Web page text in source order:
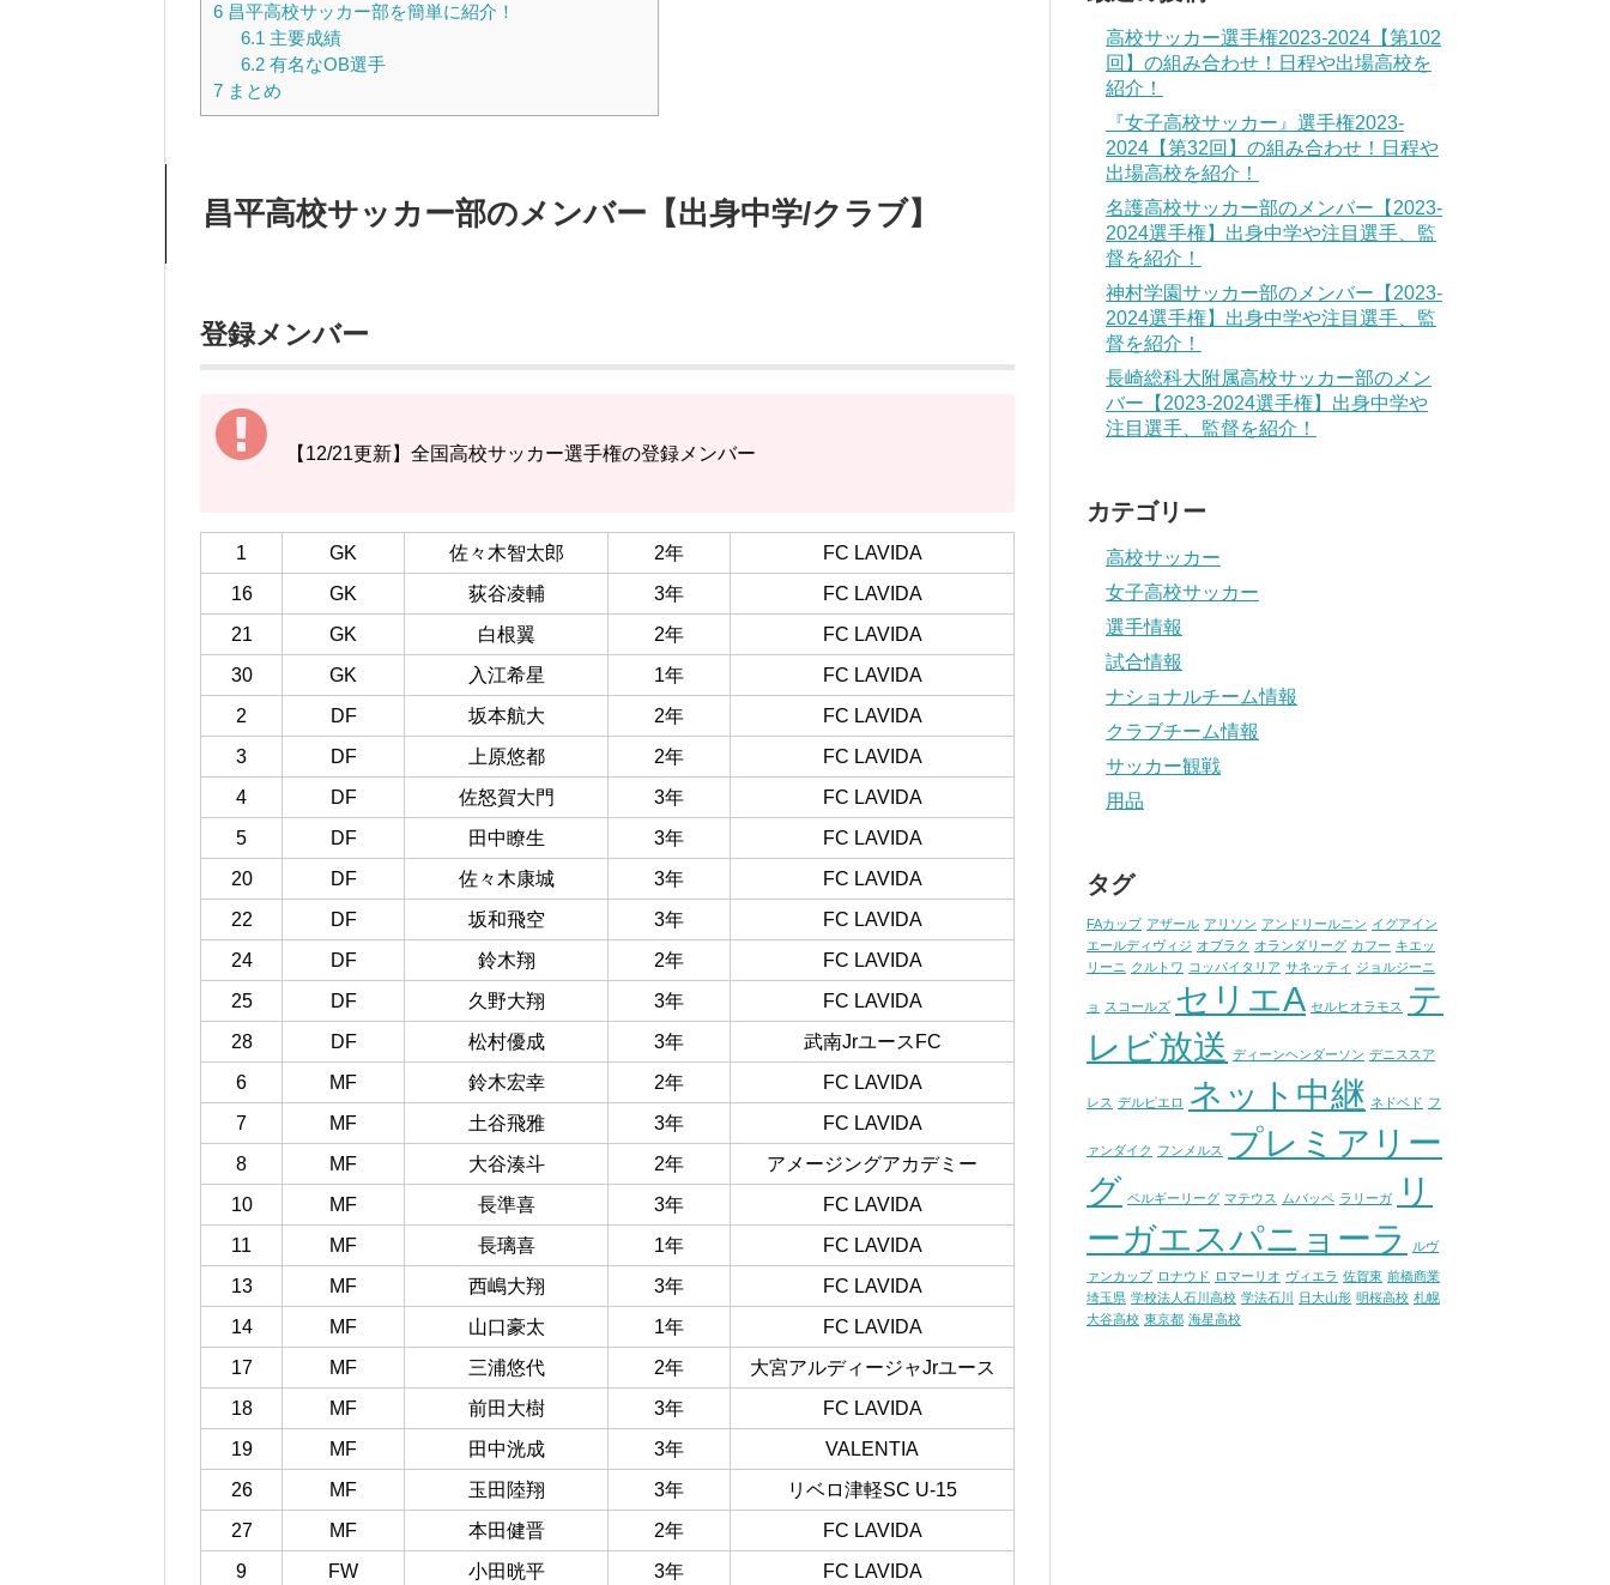
6 昌平高校サッカー部を簡単に紹介！
6.1 主要成績
6.2有名なOB選手
7 まとめ
昌平高校サッカー部のメンバー【出身中学/クラブ】
登録メンバー
【12/21更新】全国高校サッカー選手権の登録メンバー
1 GK 佐々木智太郎 2年
FC LAVIDA
16
GK 荻谷凌輔 3年
FC LAVIDA
21
GK 白根翼 2年
FC LAVIDA
30
GK 入江希星 1年
FC LAVIDA
2
DF 坂本航大 2年
FC LAVIDA
3
DF 上原悠都 2年
FC LAVIDA
4
DF 佐怒賀大門 3年
FC LAVIDA
5
DF 田中瞭生 3年
FC LAVIDA
20
DF 佐々木康城 3年
FC LAVIDA
22
DF 坂和飛空 3年
FC LAVIDA
24
DF 鈴木翔 2年
FC LAVIDA
25
DF 久野大翔 3年
FC LAVIDA
28
DF 松村優成 3年
武南JrユースFC
6
MF 鈴木宏幸 2年
FC LAVIDA
7
MF 土谷飛雅 3年
FC LAVIDA
8
MF 大谷湊斗 2年
アメージングアカデミー
10
MF 長準喜 3年
FC LAVIDA
11
MF 長璃喜 1年
FC LAVIDA
13
MF 西嶋大翔 3年
FC LAVIDA
14
MF 山口豪太 1年
FC LAVIDA
17
MF 三浦悠代 2年
大宮アルディージャJrユース
18
MF 前田大樹 3年
FC LAVIDA
19
MF 田中洸成 3年
VALENTIA
26
MF 玉田陸翔 3年
リベロ津軽SC U-15
27
MF 本田健晋 2年
FC LAVIDA
9
FW 小田晄平 3年 FC LAVIDA
高校サッカー選手権2023-2024【第102
回】の組み合わせ！日程や出場高校を
紹介！
『女子高校サッカー』選手権2023-
2024【第32回】の組み合わせ！日程や
出場高校を紹介！
名護高校サッカー部のメンバー【2023-
2024選手権】出身中学や注目選手、監
督を紹介！
神村学園サッカー部のメンバー【2023-
2024選手権】出身中学や注目選手、監
督を紹介！
長崎総科大附属高校サッカー部のメン
バー【2023-2024選手権】出身中学や
注目選手、監督を紹介！
カテゴリー
高校サッカー
女子高校サッカー
選手情報
試合情報
ナショナルチーム情報
クラブチーム情報
サッカー観戦
用品
タグ
FAカップ アザール アリソン アンドリールニン イグアイン
エールディヴィジ オブラク オランダリーグ カフー キエッ
リーニ クルトワ コッパイタリア サネッティ ジョルジーニ
ョ スコールズ セリエA セルヒオラモス
テ
レビ放送 ディーンヘンダーソン デニススア
レス デルピエロ ネット中継 ネドベド フ
ァンダイク フンメルス
プレミアリー
グ ベルギーリーグ マテウス ムバッペ ラリーガ
リ
ーガエスパニョーラ
ルヴ
ァンカップ ロナウド ロマーリオ ヴィエラ 佐賀東 前橋商業
埼玉県 学校法人石川高校 学法石川 日大山形 明桜高校 札幌
大谷高校 東京都 海星高校